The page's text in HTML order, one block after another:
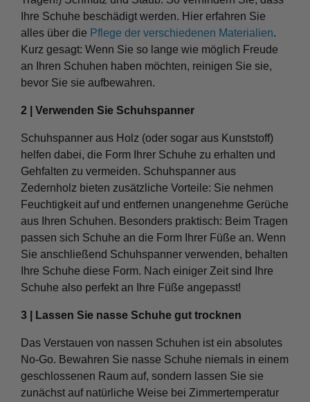
Ihre Schuhe beschädigt werden. Hier erfahren Sie
alles über die Pflege der verschiedenen Materialien.
Kurz gesagt: Wenn Sie so lange wie möglich Freude
an Ihren Schuhen haben möchten, reinigen Sie sie,
bevor Sie sie aufbewahren.
2 | Verwenden Sie Schuhspanner
Schuhspanner aus Holz (oder sogar aus Kunststoff)
helfen dabei, die Form Ihrer Schuhe zu erhalten und
Gehfalten zu vermeiden. Schuhspanner aus
Zedernholz bieten zusätzliche Vorteile: Sie nehmen
Feuchtigkeit auf und entfernen unangenehme Gerüche
aus Ihren Schuhen. Besonders praktisch: Beim Tragen
passen sich Schuhe an die Form Ihrer Füße an. Wenn
Sie anschließend Schuhspanner verwenden, behalten
Ihre Schuhe diese Form. Nach einiger Zeit sind Ihre
Schuhe also perfekt an Ihre Füße angepasst!
3 | Lassen Sie nasse Schuhe gut trocknen
Das Verstauen von nassen Schuhen ist ein absolutes
No-Go. Bewahren Sie nasse Schuhe niemals in einem
geschlossenen Raum auf, sondern lassen Sie sie
zunächst auf natürliche Weise bei Zimmertemperatur